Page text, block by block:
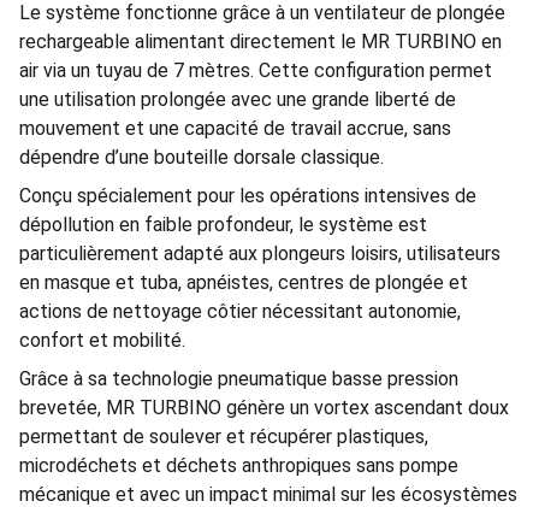
Le système fonctionne grâce à un ventilateur de plongée
rechargeable alimentant directement le MR TURBINO en
air via un tuyau de 7 mètres. Cette configuration permet
une utilisation prolongée avec une grande liberté de
mouvement et une capacité de travail accrue, sans
dépendre d’une bouteille dorsale classique.
Conçu spécialement pour les opérations intensives de
dépollution en faible profondeur, le système est
particulièrement adapté aux plongeurs loisirs, utilisateurs
en masque et tuba, apnéistes, centres de plongée et
actions de nettoyage côtier nécessitant autonomie,
confort et mobilité.
Grâce à sa technologie pneumatique basse pression
brevetée, MR TURBINO génère un vortex ascendant doux
permettant de soulever et récupérer plastiques,
microdéchets et déchets anthropiques sans pompe
mécanique et avec un impact minimal sur les écosystèmes